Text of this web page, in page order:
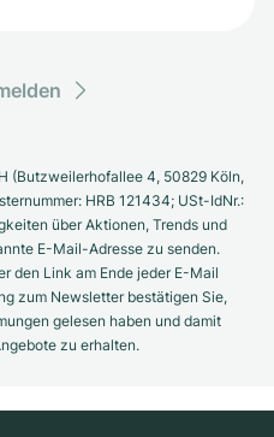
(Butzweilerhofallee 4, 50829 Köln,
HRB 121434; USt-IdNr.:
über Aktionen, Trends und
E-Mail-Adresse zu senden.
den Link am Ende jeder E-Mail
zum Newsletter bestätigen Sie,
gelesen haben und damit
zu erhalten.